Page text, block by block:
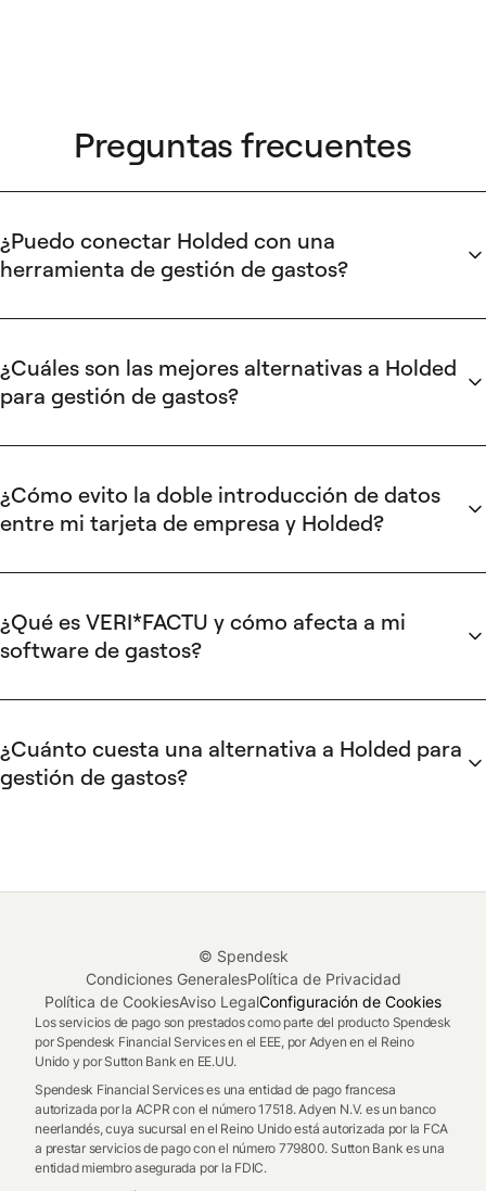
Preguntas frecuentes
¿Puedo conectar Holded con una
herramienta de gestión de gastos?
Sage o A3, o mediante formatos de exportación
gastos sincronizan los datos de gasto con tu contabilidad
de forma automática; Spendesk, por ejemplo, lo hace para
¿Cuáles son las mejores alternativas a Holded
para gestión de gastos?
Para automatizar gastos, una plataforma de gestión de
más completas se despliegan en menos de dos semanas.
Para cambiar de contabilidad, ERPs como Sage u Odoo son
¿Cómo evito la doble introducción de datos
entre mi tarjeta de empresa y Holded?
sincronice transacciones automáticamente con tu software
llegan ya categorizados y conciliados, lo que puede acelerar
el cierre mensual hasta cuatro veces.
¿Qué es VERI*FACTU y cómo afecta a mi
software de gastos?
certificado con huella digital y código QR en cada factura.
autónomos julio de 2027; cualquier herramienta de gastos
que elijas debe cumplir este requisito.
¿Cuánto cuesta una alternativa a Holded para
gestión de gastos?
plataformas completas de gestión de gastos que se
aprobaciones y pre-contabilidad para equipos de más de 50
© Spendesk
Condiciones GeneralesPolítica de Privacidad
Política de CookiesAviso LegalConfiguración de Cookies
Los servicios de pago son prestados como parte del producto Spendesk
por Spendesk Financial Services en el EEE, por Adyen en el Reino
Unido y por Sutton Bank en EE.UU.
Spendesk Financial Services es una entidad de pago francesa
autorizada por la ACPR con el número 17518. Adyen N.V. es un banco
neerlandés, cuya sucursal en el Reino Unido está autorizada por la FCA
a prestar servicios de pago con el número 779800. Sutton Bank es una
entidad miembro asegurada por la FDIC.